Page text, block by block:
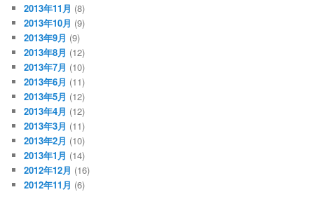
2013年11月 (8)
2013年10月 (9)
2013年9月 (9)
2013年8月 (12)
2013年7月 (10)
2013年6月 (11)
2013年5月 (12)
2013年4月 (12)
2013年3月 (11)
2013年2月 (10)
2013年1月 (14)
2012年12月 (16)
2012年11月 (6)